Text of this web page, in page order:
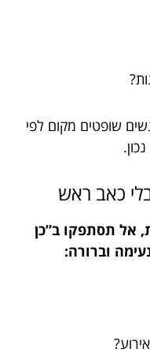
שופטים מקום לפי
כאב ראש
אל תסתפקו ב”כן
וברורה: